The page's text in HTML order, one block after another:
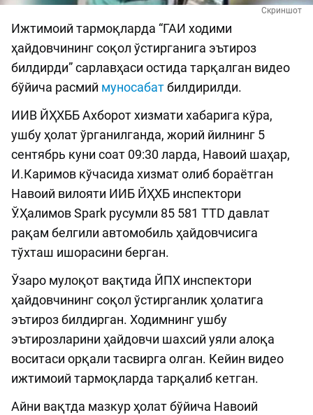
Скриншот
Ижтимоий тармоқларда “ГАИ ходими
ҳайдовчининг соқол ўстирганига эътироз
билдирди” сарлавҳаси остида тарқалган видео
бўйича расмий муносабатбилдирилди.
ИИВ ЙҲХББ Ахборот хизмати хабарига кўра,
ушбу ҳолат ўрганилганда, жорий йилнинг 5
сентябрь куни соат 09:30 ларда, Навоий шаҳар,
И.Каримов кўчасида хизмат олиб бораётган
Навоий вилояти ИИБ ЙҲХБ инспектори
Ў.Ҳалимов Spark русумли 85 581 TTD давлат
рақам белгили автомобиль ҳайдовчисига
тўхташ ишорасини берган.
Ўзаро мулоқот вақтида ЙПХ инспектори
ҳайдовчининг соқол ўстирганлик ҳолатига
эътироз билдирган. Ходимнинг ушбу
эътирозларини ҳайдовчи шахсий уяли алоқа
воситаси орқали тасвирга олган. Кейин видео
ижтимоий тармоқларда тарқалиб кетган.
Айни вақтда мазкур ҳолат бўйича Навоий